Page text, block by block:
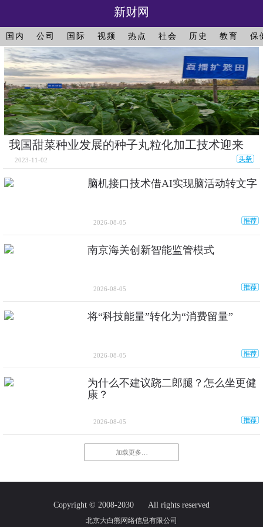
新财网
国内 公司 国际 视频 热点 社会 历史 教育 保
我国甜菜种业发展的种子丸粒化加工技术迎来
2023-11-02
脑机接口技术借AI实现脑活动转文字
2026-08-05
南京海关创新智能监管模式
2026-08-05
将“科技能量”转化为“消费留量”
2026-08-05
为什么不建议跷二郎腿？怎么坐更健
康？
2026-08-05
加载更多…
Copyright © 2008-2030 All rights reserved
北京大白熊网络信息有限公司